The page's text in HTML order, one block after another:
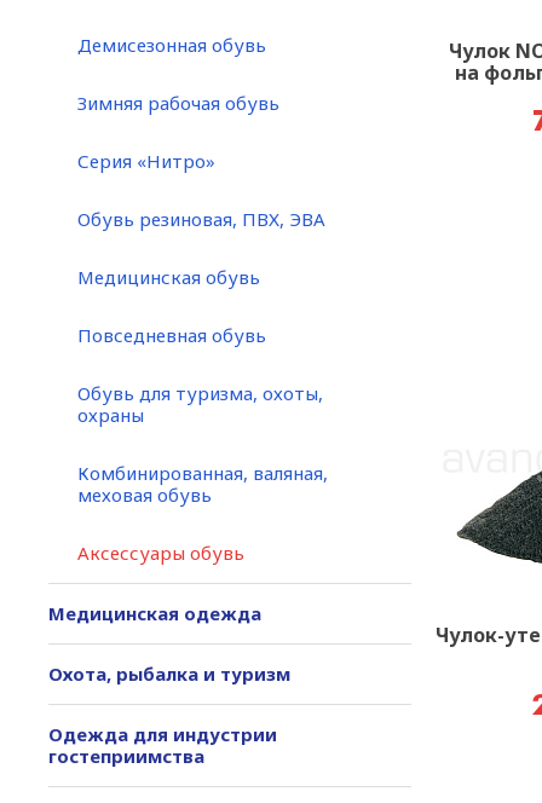
Демисезонная обувь
Зимняя рабочая обувь
Серия «Нитро»
Обувь резиновая, ПВХ, ЭВА
Медицинская обувь
Повседневная обувь
Обувь для туризма, охоты,
охраны
Комбинированная, валяная,
меховая обувь
Аксессуары обувь
Медицинская одежда
Охота, рыбалка и туризм
Одежда для индустрии
гостеприимства
Чулок
на
Чулок-